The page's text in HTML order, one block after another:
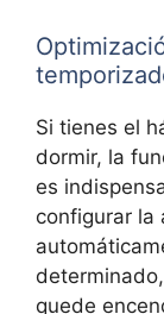
Si tienes el
dormir, la
es
configurar la
quede